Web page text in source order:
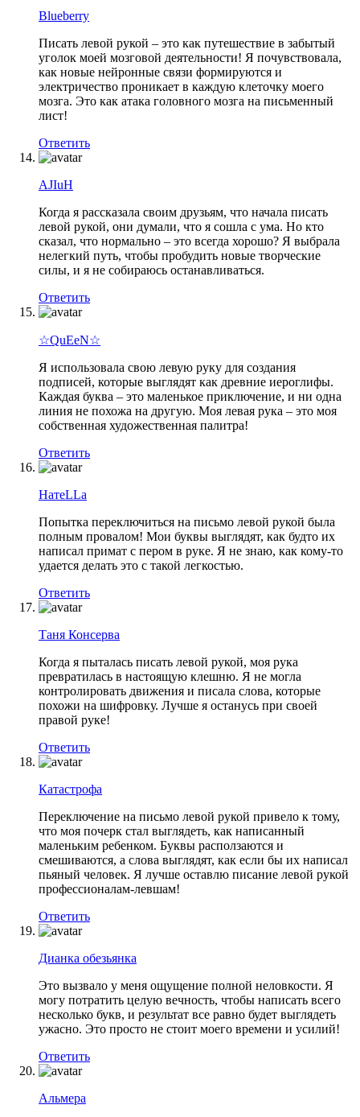
Blueberry
Писать левой рукой – это как путешествие в забытый
уголок моей мозговой деятельности! Я почувствовала,
как новые нейронные связи формируются и
электричество проникает в каждую клеточку моего
мозга. Это как атака головного мозга на письменный
лист!
Ответить
AJIuH
Когда я рассказала своим друзьям, что начала писать
левой рукой, они думали, что я сошла с ума. Но кто
сказал, что нормально – это всегда хорошо? Я выбрала
нелегкий путь, чтобы пробудить новые творческие
силы, и я не собираюсь останавливаться.
Ответить
☆QuEeN☆
Я использовала свою левую руку для создания
подписей, которые выглядят как древние иероглифы.
Каждая буква – это маленькое приключение, и ни одна
линия не похожа на другую. Моя левая рука – это моя
собственная художественная палитра!
Ответить
НатеLLа
Попытка переключиться на письмо левой рукой была
полным провалом! Мои буквы выглядят, как будто их
написал примат с пером в руке. Я не знаю, как кому-то
удается делать это с такой легкостью.
Ответить
Таня Консерва
Когда я пыталась писать левой рукой, моя рука
превратилась в настоящую клешню. Я не могла
контролировать движения и писала слова, которые
похожи на шифровку. Лучше я останусь при своей
правой руке!
Ответить
Катастрофа
Переключение на письмо левой рукой привело к тому,
что моя почерк стал выглядеть, как написанный
маленьким ребенком. Буквы расползаются и
смешиваются, а слова выглядят, как если бы их написал
пьяный человек. Я лучше оставлю писание левой рукой
профессионалам-левшам!
Ответить
Дианка обезьянка
Это вызвало у меня ощущение полной неловкости. Я
могу потратить целую вечность, чтобы написать всего
несколько букв, и результат все равно будет выглядеть
ужасно. Это просто не стоит моего времени и усилий!
Ответить
Альмера